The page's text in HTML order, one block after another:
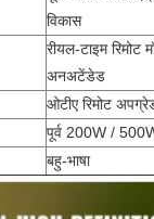
विकास
रीयल-टाइम
अनअटेंडेड
ओटीए रिमोट
पूर्व 200W /
बहु-भाषा